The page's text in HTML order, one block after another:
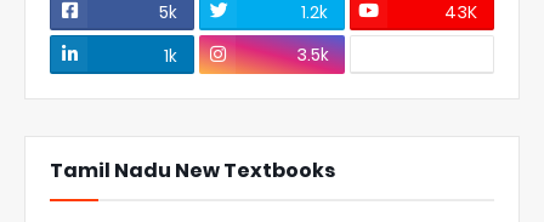
5k 1.2k
43K
1k
3.5k
Tamil Nadu New Textbooks